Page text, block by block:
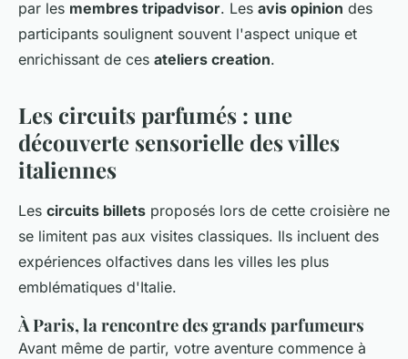
par les membres tripadvisor. Les avis opinion des
participants soulignent souvent l'aspect unique et
enrichissant de ces ateliers creation.
Les circuits parfumés : une
découverte sensorielle des villes
italiennes
Les circuits billets proposés lors de cette croisière ne
se limitent pas aux visites classiques. Ils incluent des
expériences olfactives dans les villes les plus
emblématiques d'Italie.
À Paris, la rencontre des grands parfumeurs
Avant même de partir, votre aventure commence à